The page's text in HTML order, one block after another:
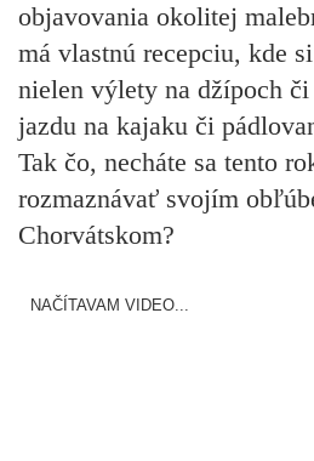
objavovania okolitej
má vlastnú recepciu, kde
nielen výlety na džípoch
jazdu na kajaku či
Tak čo, necháte sa tento
rozmaznávať svojím
Chorvátskom?
NAČÍTAVAM VIDEO...